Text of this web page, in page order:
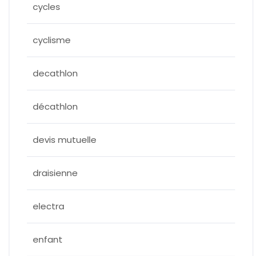
cycles
cyclisme
decathlon
décathlon
devis mutuelle
draisienne
electra
enfant